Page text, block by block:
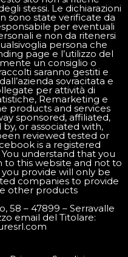
stessi. Le dichiarazioni
sono state verificate da
per eventuali
e non da ritenersi
persona che
page e l’utilizzo del
un consiglio o
saranno gestiti e
sovracitata e
per attività di
Remarketing e
products and services
sponsored, affiliated,
or associated with,
reviewed tested or
is a registered
understand that you
to this website and not to
provide will only be
companies to provide
other products
58 – 47899 – Serravalle
email del Titolare: